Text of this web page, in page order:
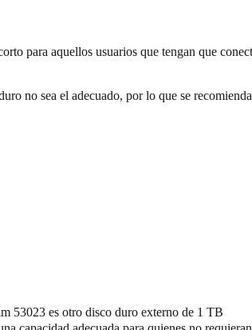
para aquellos usuarios que tengan que
no sea el adecuado, por lo que se recomienda
53023 es otro disco duro externo de 1 TB